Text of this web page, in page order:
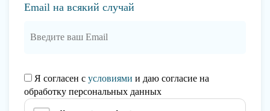
Email на всякий случай
Я согласен с условиями и даю согласие на
обработку персональных данных